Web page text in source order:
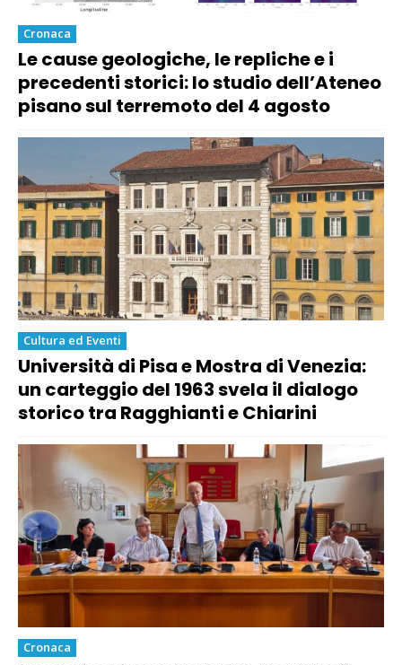
Cronaca
Le cause geologiche, le repliche e i
precedenti storici: lo studio dell’Ateneo
pisano sul terremoto del 4 agosto
Cultura ed Eventi
Università di Pisa e Mostra di Venezia:
un carteggio del 1963 svela il dialogo
storico tra Ragghianti e Chiarini
Cronaca